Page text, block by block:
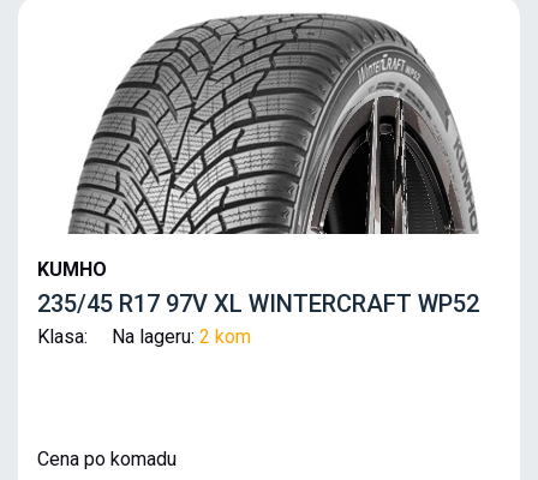
KUMHO
235/45 R17 97V XL WINTERCRAFT WP52
Klasa: Na lageru: 2 kom
Cena po komadu